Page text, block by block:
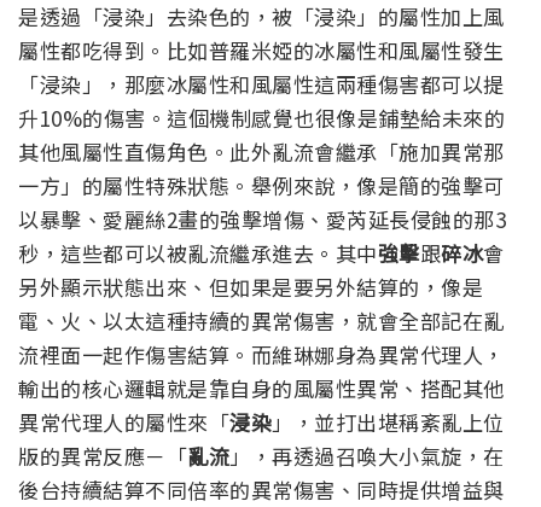
是透過「浸染」去染色的，被「浸染」的屬性加上風
屬性都吃得到。比如普羅米婭的冰屬性和風屬性發生
「浸染」，那麼冰屬性和風屬性這兩種傷害都可以提
升10%的傷害。這個機制感覺也很像是鋪墊給未來的
其他風屬性直傷角色。 此外亂流會繼承「施加異常那
一方」的屬性特殊狀態。舉例來說，像是簡的強擊可
以暴擊、愛麗絲2畫的強擊增傷、愛芮延長侵蝕的那3
秒，這些都可以被亂流繼承進去。其中強擊跟碎冰會
另外顯示狀態出來、但如果是要另外結算的，像是
電、火、以太這種持續的異常傷害，就會全部記在亂
流裡面一起作傷害結算。而維琳娜身為異常代理人，
輸出的核心邏輯就是靠自身的風屬性異常、搭配其他
異常代理人的屬性來「浸染」，並打出堪稱紊亂上位
版的異常反應－「亂流」，再透過召喚大小氣旋，在
後台持續結算不同倍率的異常傷害、同時提供增益與